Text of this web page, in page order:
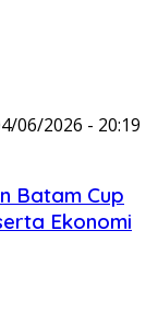
06/2026 - 20:19
Batam Cup
Ekonomi